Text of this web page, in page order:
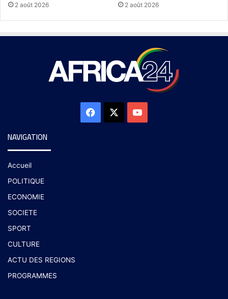
2 août 2026 2 août 2026
NAVIGATION
Accueil
POLITIQUE
ECONOMIE
SOCIETE
SPORT
CULTURE
ACTU DES REGIONS
PROGRAMMES